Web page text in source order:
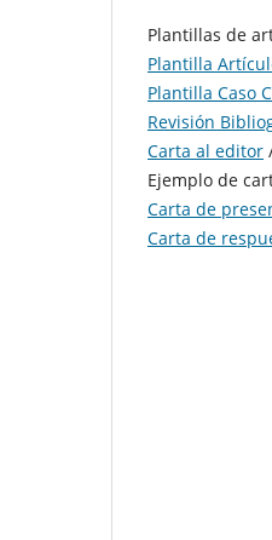
Plantillas de
Plantilla
Plantilla Caso
Revisión
Carta al editor
Ejemplo de
Carta de
Carta de